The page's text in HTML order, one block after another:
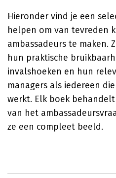
Hieronder vind je een
helpen om van tevreden
ambassadeurs te maken.
hun praktische
invalshoeken en hun
managers als iedereen
werkt. Elk boek
van het
ze een compleet beeld.